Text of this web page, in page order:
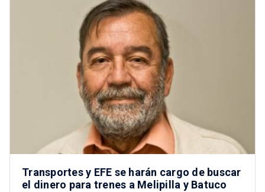
Transportes y EFE se harán cargo de buscar
el dinero para trenes a Melipilla y Batuco